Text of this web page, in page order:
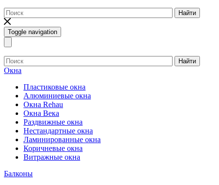
Найти
Toggle navigation
Найти
Окна
Пластиковые окна
Алюминиевые окна
Окна Rehau
Окна Века
Раздвижные окна
Нестандартные окна
Ламинированные окна
Коричневые окна
Витражные окна
Балконы